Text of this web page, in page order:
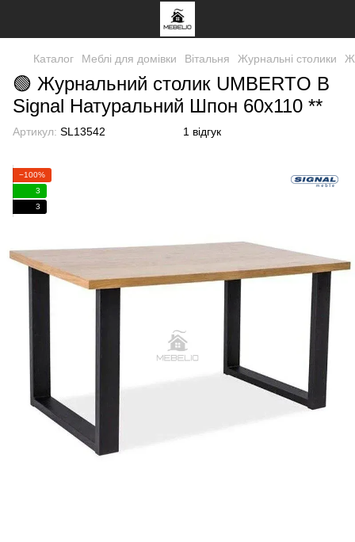
Каталог Меблі для домівки Вітальня Журнальні столики
🟢 Журнальний столик UMBERTO B
Signal Натуральний Шпон 60x110 **
Артикул: SL13542 1 відгук
−100%
3
3